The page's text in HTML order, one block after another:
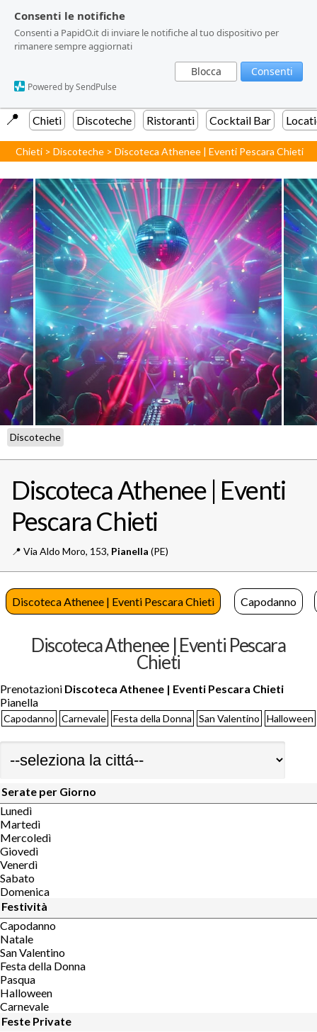
Consenti le notifiche
Consenti a PapidO.it di inviare le notifiche al tuo dispositivo per
rimanere sempre aggiornati
Blocca Consenti
Powered by SendPulse
Consenti le notifiche
Consenti a PapidO.it di inviare le notifiche al tuo dispositivo per
rimanere sempre aggiornati
Blocca Consenti
Powered by SendPulse
📍️ Chieti Discoteche Ristoranti Cocktail Bar
Chieti >Discoteche >Discoteca Athenee | Eventi Pescara Chieti
Discoteche
Discoteca Athenee | Eventi
Pescara Chieti
📍️ Via Aldo Moro, 153, Pianella (PE)
Discoteca Athenee | Eventi Pescara Chieti Capodanno
Discoteca Athenee | Eventi Pescara
Chieti
Prenotazioni Discoteca Athenee | Eventi Pescara Chieti
Pianella
Capodanno Carnevale Festa della Donna San Valentino Halloween
Serate per Giorno
Lunedì
Martedì
Mercoledì
Giovedì
Venerdì
Sabato
Domenica
Festività
Capodanno
Natale
San Valentino
Festa della Donna
Pasqua
Halloween
Carnevale
Feste Private